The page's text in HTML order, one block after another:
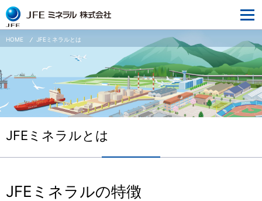
JFEミネラルとは
企業情報
研究開発
サステナビリティ
採用情報
ニュースリリース
HOME JFEミネラルとは
JFEミネラルとは
JFEミネラルの特徴